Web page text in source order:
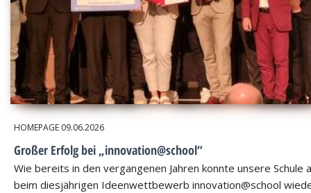
HOMEPAGE 09.06.2026
Großer Erfolg bei „innovation@school“
Wie bereits in den vergangenen Jahren konnte unsere Schule
beim diesjährigen Ideenwettbewerb innovation@school